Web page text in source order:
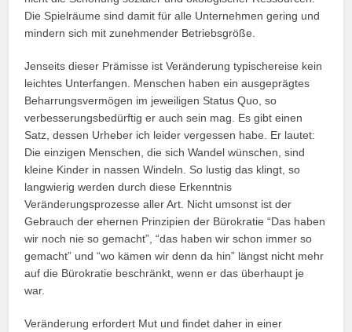
Die Spielräume sind damit für alle Unternehmen gering und
mindern sich mit zunehmender Betriebsgröße.
Jenseits dieser Prämisse ist Veränderung typischereise kein
leichtes Unterfangen. Menschen haben ein ausgeprägtes
Beharrungsvermögen im jeweiligen Status Quo, so
verbesserungsbedürftig er auch sein mag. Es gibt einen
Satz, dessen Urheber ich leider vergessen habe. Er lautet:
Die einzigen Menschen, die sich Wandel wünschen, sind
kleine Kinder in nassen Windeln. So lustig das klingt, so
langwierig werden durch diese Erkenntnis
Veränderungsprozesse aller Art. Nicht umsonst ist der
Gebrauch der ehernen Prinzipien der Bürokratie “Das haben
wir noch nie so gemacht”, “das haben wir schon immer so
gemacht” und “wo kämen wir denn da hin” längst nicht mehr
auf die Bürokratie beschränkt, wenn er das überhaupt je
war.
Veränderung erfordert Mut und findet daher in einer